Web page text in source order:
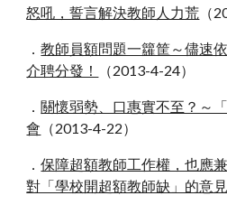
怒吼，誓言解決教師人力荒 （
．教師員額問題一籮筐～儘速
介聘分發！
（2013-4-24）
．關懷弱勢、口惠實不至？～
會 （2013-4-22）
．保障超額教師工作權，也應
對「學校開超額教師缺」的意見